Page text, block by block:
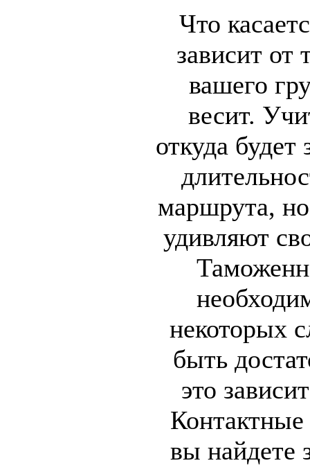
Что
зависит от
вашего
весит.
откуда будет
маршрута,
удивляют
некоторых
быть
это
вы найдете